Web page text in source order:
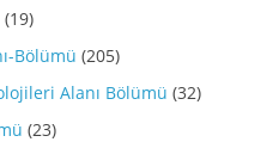
(19)
Bölümü (205)
Alanı Bölümü (32)
(23)